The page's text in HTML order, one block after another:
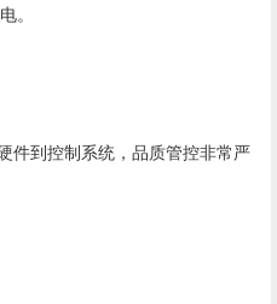
。
件到控制系统，品质管控非常严